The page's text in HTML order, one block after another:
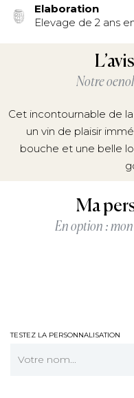
Elaboration
Elevage de 2 ans
Notre
Cet incontournable de
un vin de plaisir
bouche et une belle
Ma
En option :
TESTEZ LA PERSONNALISATION